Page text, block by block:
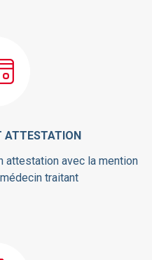
ATTESTATION
attestation avec la mention
traitant